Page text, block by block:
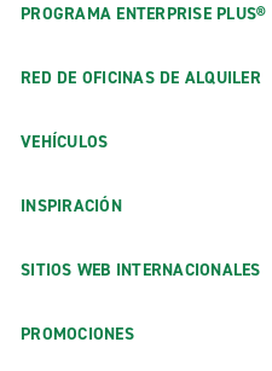
PROGRAMA ENTERPRISE PLUS®
RED DE OFICINAS DE ALQUILER
VEHÍCULOS
INSPIRACIÓN
SITIOS WEB INTERNACIONALES
PROMOCIONES